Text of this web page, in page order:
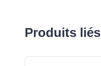
Produits liés